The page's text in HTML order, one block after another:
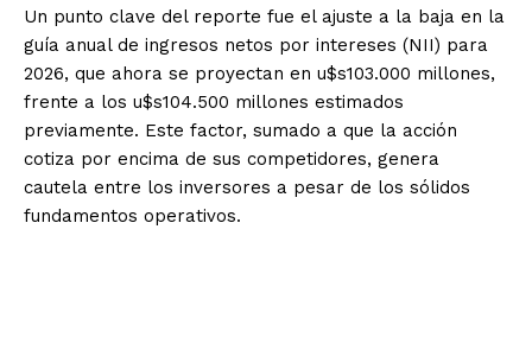
Un punto clave del reporte fue el ajuste a la baja en la
guía anual de ingresos netos por intereses (NII) para
2026, que ahora se proyectan en u$s103.000 millones,
frente a los u$s104.500 millones estimados
previamente. Este factor, sumado a que la acción
cotiza por encima de sus competidores, genera
cautela entre los inversores a pesar de los sólidos
fundamentos operativos.